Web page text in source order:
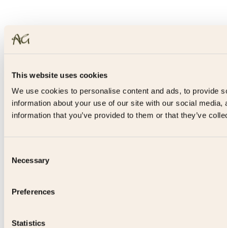
This website uses cookies
We use cookies to personalise content and ads, to provide
information about your use of our site with our social
information that you’ve provided to them or that they’ve
Selection
Necessary
Preferences
Statistics